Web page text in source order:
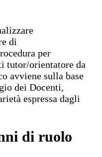
di
per
tutor/orientatore da
avviene sulla base
dei Docenti,
espressa dagli
di ruolo